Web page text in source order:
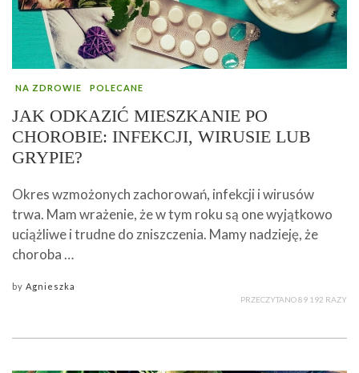
NA ZDROWIE POLECANE
JAK ODKAZIĆ MIESZKANIE PO
CHOROBIE: INFEKCJI, WIRUSIE LUB
GRYPIE?
Okres wzmożonych zachorowań, infekcji i wirusów
trwa. Mam wrażenie, że w tym roku są one wyjątkowo
uciążliwe i trudne do zniszczenia. Mamy nadzieję, że
choroba …
by Agnieszka
PRZECZYTANO 89 192 RAZY